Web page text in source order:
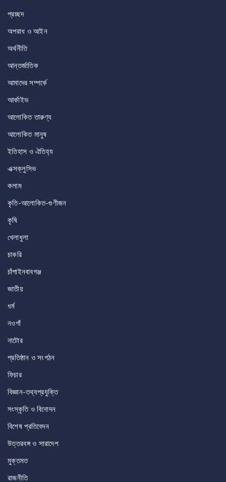
প্রচ্ছদ
অপরাধ ও আইন
অর্থনীতি
আন্তর্জাতিক
আমাদের সম্পর্কে
আর্কাইভ
আলোকিত তারুণ্য
আলোকিত মানুষ
ইতিহাস ও ঐতিহ্য
এক্সক্লুসিভ
কলাম
কৃতি-আলোকিত-গুণীজন
কৃষি
খেলাধুলা
চাকরি
চাঁপাইনবাবগঞ্জ
জাতীয়
ধর্ম
নওগাঁ
নাটোর
প্রতিষ্ঠান ও সংগঠন
ফিচার
বিজ্ঞান-তথ্যপ্রযুক্তি
সংস্কৃতি ও বিনোদন
বিশেষ প্রতিবেদন
উত্তরবঙ্গ ও সারাদেশ
মুক্তমত
রাজনীতি